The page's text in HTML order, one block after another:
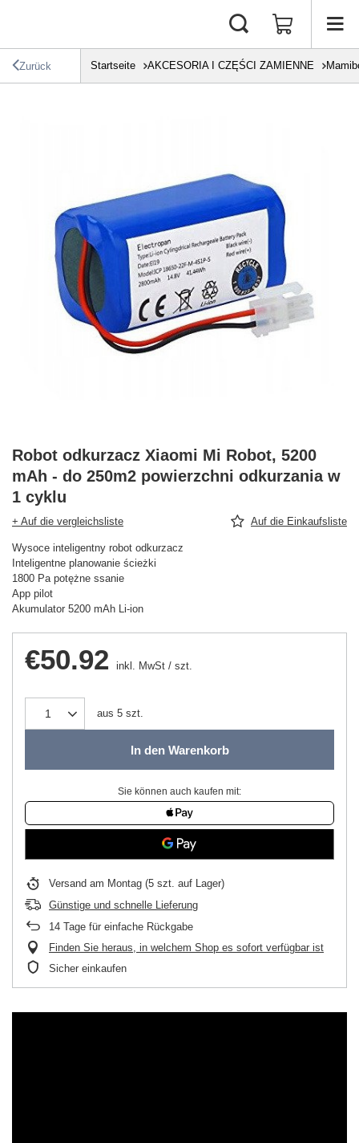
Zurück Startseite AKCESORIA I CZĘŚCI ZAMIENNE
Robot odkurzacz Xiaomi Mi Robot, 5200
mAh - do 250m2 powierzchni odkurzania w
1 cyklu
+ Auf die vergleichsliste Auf die Einkaufsliste
Wysoce inteligentny robot odkurzacz
Inteligentne planowanie ścieżki
1800 Pa potężne ssanie
App pilot
Akumulator 5200 mAh Li-ion
€50.92 inkl. MwSt / szt.
aus 5 szt.
In den Warenkorb
Sie können auch kaufen mit:
Versand am Montag (5 szt. auf Lager)
Günstige und schnelle Lieferung
14 Tage für einfache Rückgabe
Finden Sie heraus, in welchem Shop es sofort verfügbar ist
Sicher einkaufen